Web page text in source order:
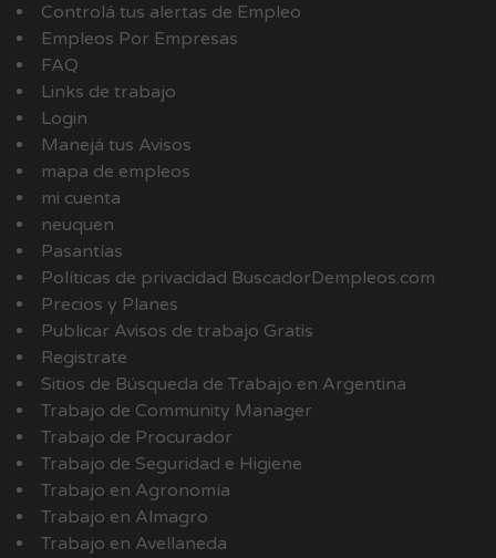
Controlá tus alertas de Empleo
Empleos Por Empresas
FAQ
Links de trabajo
Login
Manejá tus Avisos
mapa de empleos
mi cuenta
neuquen
Pasantías
Políticas de privacidad BuscadorDempleos.com
Precios y Planes
Publicar Avisos de trabajo Gratis
Registrate
Sitios de Búsqueda de Trabajo en Argentina
Trabajo de Community Manager
Trabajo de Procurador
Trabajo de Seguridad e Higiene
Trabajo en Agronomía
Trabajo en Almagro
Trabajo en Avellaneda